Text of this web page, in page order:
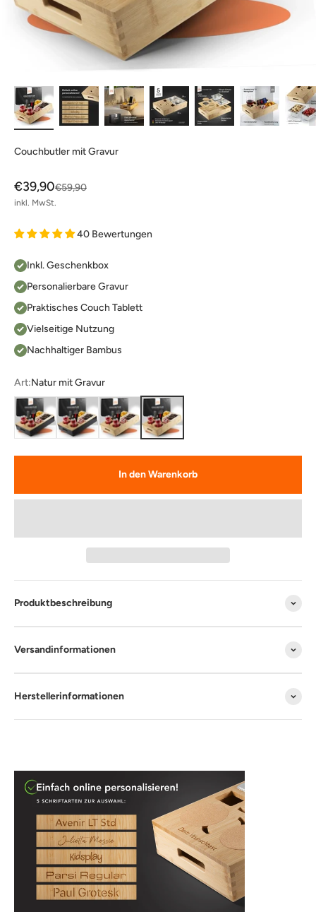
Couchbutler mit Gravur
Angebot
€39,90Regulärer Preis
€59,90
inkl. MwSt.
40 Bewertungen
Inkl. Geschenkbox
Personalierbare Gravur
Praktisches Couch Tablett
Vielseitige Nutzung
Nachhaltiger Bambus
Art:Natur mit Gravur
Schwarz Schwarz mit Gravur
Natur Natur mit Gravur
In den Warenkorb
Produktbeschreibung
Versandinformationen
Herstellerinformationen